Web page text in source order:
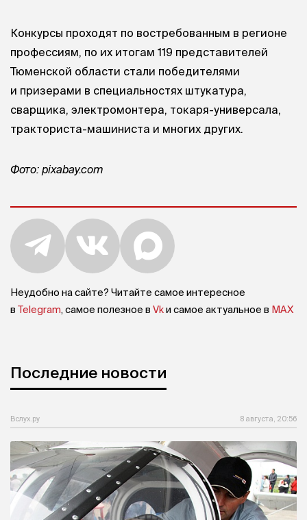
Конкурсы проходят по востребованным в регионе
профессиям, по их итогам 119 представителей
Тюменской области стали победителями
и призерами в специальностях штукатура,
сварщика, электромонтера, токаря-универсала,
тракториста-машиниста и многих других.
Фото: pixabay.com
Неудобно на сайте? Читайте самое интересное
в Telegram, самое полезное в Vkи самое актуальное в MAX
Последние новости
Вслух.ру 8 августа, 20:56